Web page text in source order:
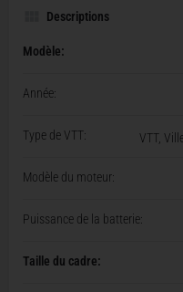
Descriptions
Modèle:
Année:
Type de VTT: VTT,
Modèle du moteur:
Puissance de la batterie:
Taille du cadre: